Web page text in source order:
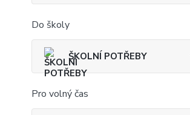
Do školy
ŠKOLNÍ POTŘEBY
Pro volný čas